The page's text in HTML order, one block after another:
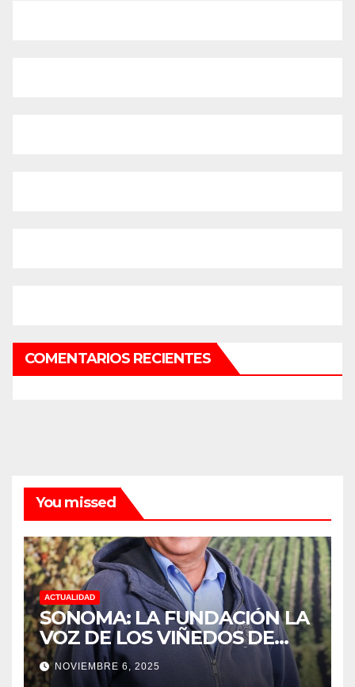
COMENTARIOS RECIENTES
You missed
ACTUALIDAD
SONOMA: LA FUNDACIÓN LA
VOZ DE LOS VIÑEDOS DE
SONOMA, RECONOCIÓ A LOS
TRABAJADORES DEL MES DE
NOVIEMBRE 6, 2025